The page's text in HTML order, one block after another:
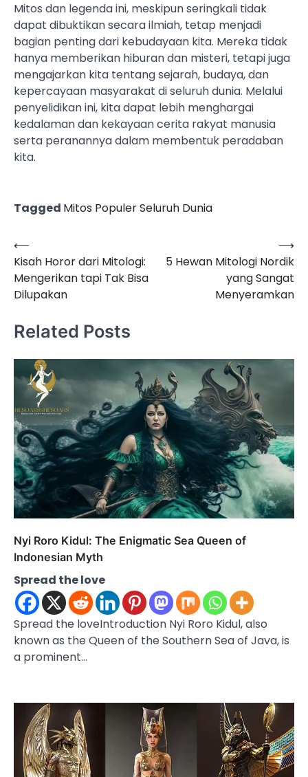
Mitos dan legenda ini, meskipun seringkali tidak
dapat dibuktikan secara ilmiah, tetap menjadi
bagian penting dari kebudayaan kita. Mereka tidak
hanya memberikan hiburan dan misteri, tetapi juga
mengajarkan kita tentang sejarah, budaya, dan
kepercayaan masyarakat di seluruh dunia. Melalui
penyelidikan ini, kita dapat lebih menghargai
kedalaman dan kekayaan cerita rakyat manusia
serta peranannya dalam membentuk peradaban
kita.
Tagged Mitos Populer Seluruh Dunia
Post
navigation
⟵
Kisah Horor dari Mitologi:
Mengerikan tapi Tak Bisa
Dilupakan
5 Hewan Mitologi Nordik
yang Sangat
Menyeramkan
⟶
Related Posts
Nyi Roro Kidul: The Enigmatic Sea Queen of
Indonesian Myth
Spread the love
Spread the loveIntroduction Nyi Roro Kidul, also
known as the Queen of the Southern Sea of Java, is
a prominent…